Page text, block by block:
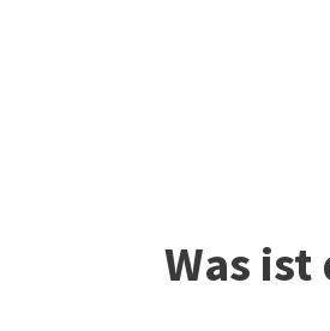
Was